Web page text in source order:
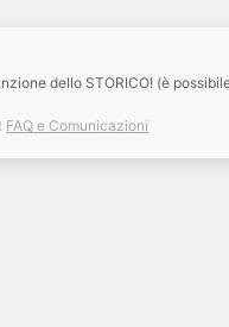
dello STORICO! (è
FAQ e Comunicazioni